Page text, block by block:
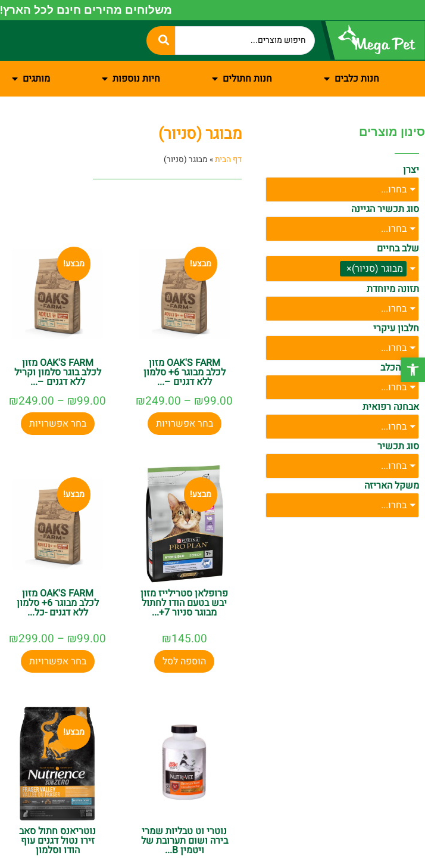
פתח סרגל נגישות
משלוחים מהירים חינם לכל הארץ!
חנות כלבים חנות חתולים חיות נוספות מותגים
סינון מוצרים
יצרן
בחרו...
סוג תכשיר הגיינה
בחרו...
שלב בחיים
מבוגר (סניור)×
תזונה מיוחדת
בחרו...
חלבון עיקרי
בחרו...
גודל הכלב
בחרו...
אבחנה רפואית
בחרו...
סוג תכשיר
בחרו...
משקל האריזה
בחרו...
מבוגר (סניור)
דף הבית» מבוגר (סניור)
מבצע!
OAK'S FARM מזון
לכלב מבוגר 6+ סלמון
ללא דגנים –...
₪99.00
–
₪249.00
בחר אפשרויות
מבצע!
OAK'S FARM מזון
לכלב בוגר סלמון וקריל
ללא דגנים –...
₪99.00
–
₪249.00
בחר אפשרויות
מבצע!
פרופלאן סטרילייז מזון
יבש בטעם הודו לחתול
מבוגר סניור 7+...
₪145.00
הוספה לסל
מבצע!
OAK'S FARM מזון
לכלב מבוגר 6+ סלמון
ללא דגנים -כל...
₪99.00
–
₪299.00
בחר אפשרויות
נוטרי וט טבליות שמרי
בירה ושום תערובת של
ויטמין B...
מבצע!
נוטריאנס חתול סאב
זירו נטול דגנים עוף
הודו וסלמון